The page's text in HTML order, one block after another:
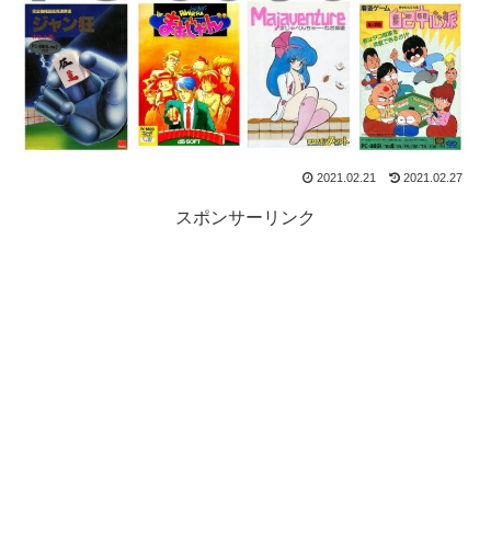
2021.02.21 2021.02.27
スポンサーリンク